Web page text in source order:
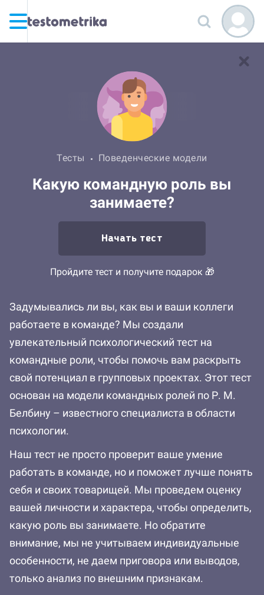
Тесты Поведенческие модели
Какую командную роль вы
занимаете?
Начать тест
Пройдите тест и получите подарок 🎁
Задумывались ли вы, как вы и ваши коллеги
работаете в команде? Мы создали
увлекательный психологический тест на
командные роли, чтобы помочь вам раскрыть
свой потенциал в групповых проектах. Этот тест
основан на модели командных ролей по Р. М.
Белбину – известного специалиста в области
психологии.
Наш тест не просто проверит ваше умение
работать в команде, но и поможет лучше понять
себя и своих товарищей. Мы проведем оценку
вашей личности и характера, чтобы определить,
какую роль вы занимаете. Но обратите
внимание, мы не учитываем индивидуальные
особенности, не даем приговора или выводов,
только анализ по внешним признакам.